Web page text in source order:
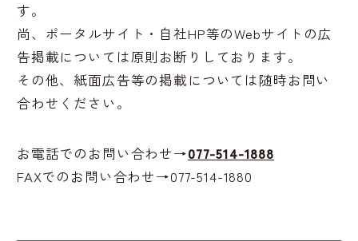
す。
尚、ポータルサイト・自社HP等のWebサイトの広
告掲載については原則お断りしております。
その他、紙面広告等の掲載については随時お問い
合わせください。
お電話でのお問い合わせ→077-514-1888
FAXでのお問い合わせ→077-514-1880